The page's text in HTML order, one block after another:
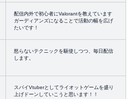
配信内外で初心者にValorantを教えています
ガーディアンズになることで活動の幅を広げ
たいです！
怒らないテクニックを駆使しつつ、毎日配信
します。
スパイVtuberとしてライオットゲームを盛り
上げドーンしていこうと思います！！